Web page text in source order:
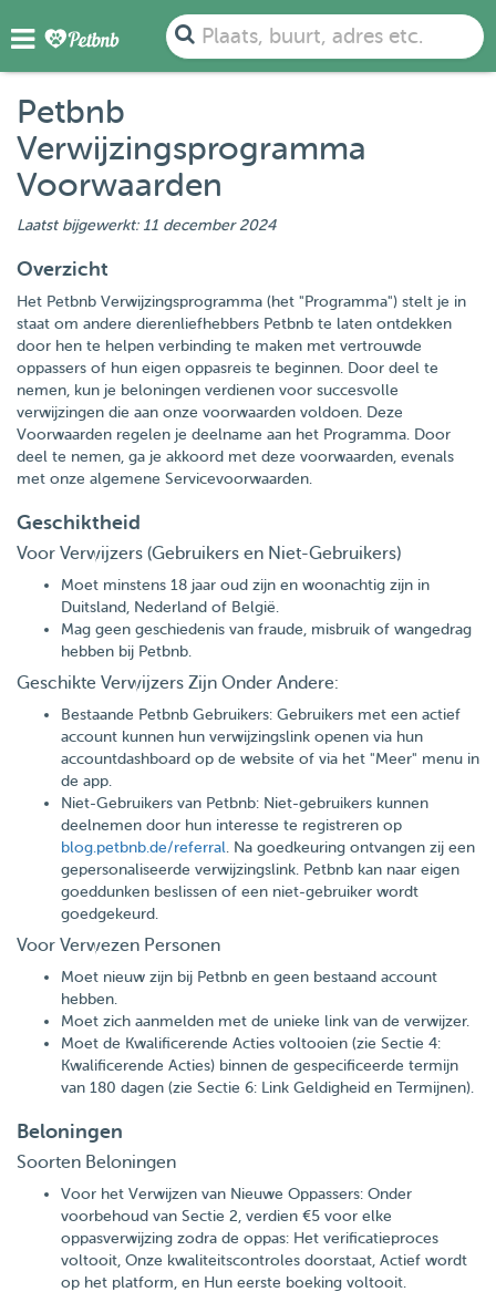
Plaats, buurt, adres etc.
Petbnb
Verwijzingsprogramma
Voorwaarden
Laatst bijgewerkt: 11 december 2024
Overzicht
Het Petbnb Verwijzingsprogramma (het "Programma") stelt je in
staat om andere dierenliefhebbers Petbnb te laten ontdekken
door hen te helpen verbinding te maken met vertrouwde
oppassers of hun eigen oppasreis te beginnen. Door deel te
nemen, kun je beloningen verdienen voor succesvolle
verwijzingen die aan onze voorwaarden voldoen. Deze
Voorwaarden regelen je deelname aan het Programma. Door
deel te nemen, ga je akkoord met deze voorwaarden, evenals
met onze algemene Servicevoorwaarden.
Geschiktheid
Voor Verwijzers (Gebruikers en Niet-Gebruikers)
Moet minstens 18 jaar oud zijn en woonachtig zijn in
Duitsland, Nederland of België.
Mag geen geschiedenis van fraude, misbruik of wangedrag
hebben bij Petbnb.
Geschikte Verwijzers Zijn Onder Andere:
Bestaande Petbnb Gebruikers: Gebruikers met een actief
account kunnen hun verwijzingslink openen via hun
accountdashboard op de website of via het "Meer" menu in
de app.
Niet-Gebruikers van Petbnb: Niet-gebruikers kunnen
deelnemen door hun interesse te registreren op
blog.petbnb.de/referral. Na goedkeuring ontvangen zij een
gepersonaliseerde verwijzingslink. Petbnb kan naar eigen
goeddunken beslissen of een niet-gebruiker wordt
goedgekeurd.
Voor Verwezen Personen
Moet nieuw zijn bij Petbnb en geen bestaand account
hebben.
Moet zich aanmelden met de unieke link van de verwijzer.
Moet de Kwalificerende Acties voltooien (zie Sectie 4:
Kwalificerende Acties) binnen de gespecificeerde termijn
van 180 dagen (zie Sectie 6: Link Geldigheid en Termijnen).
Beloningen
Soorten Beloningen
Voor het Verwijzen van Nieuwe Oppassers: Onder
voorbehoud van Sectie 2, verdien €5 voor elke
oppasverwijzing zodra de oppas: Het verificatieproces
voltooit, Onze kwaliteitscontroles doorstaat, Actief wordt
op het platform, en Hun eerste boeking voltooit.